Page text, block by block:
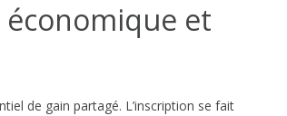
et
de gain partagé. L’inscription se fait